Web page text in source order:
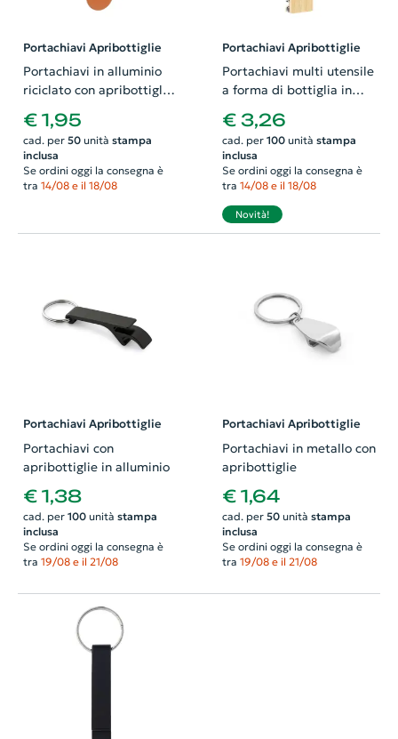
Portachiavi Apribottiglie
Portachiavi in alluminio
riciclato con apribottiglie
carrello spesa
€ 1,95
cad. per 50unità stampa
inclusa
Se ordini oggi la consegna è
tra 14/08 e il 18/08
Portachiavi Apribottiglie
Portachiavi multi utensile
a forma di bottiglia in
€ 3,26
cad. per 100unità stampa
inclusa
Se ordini oggi la consegna è
tra 14/08 e il 18/08
Novità!
Portachiavi Apribottiglie
Portachiavi con
apribottiglie in alluminio
€ 1,38
cad. per 100unità stampa
inclusa
Se ordini oggi la consegna è
tra 19/08 e il 21/08
Portachiavi Apribottiglie
Portachiavi in metallo con
apribottiglie
€ 1,64
cad. per 50unità stampa
inclusa
Se ordini oggi la consegna è
tra 19/08 e il 21/08